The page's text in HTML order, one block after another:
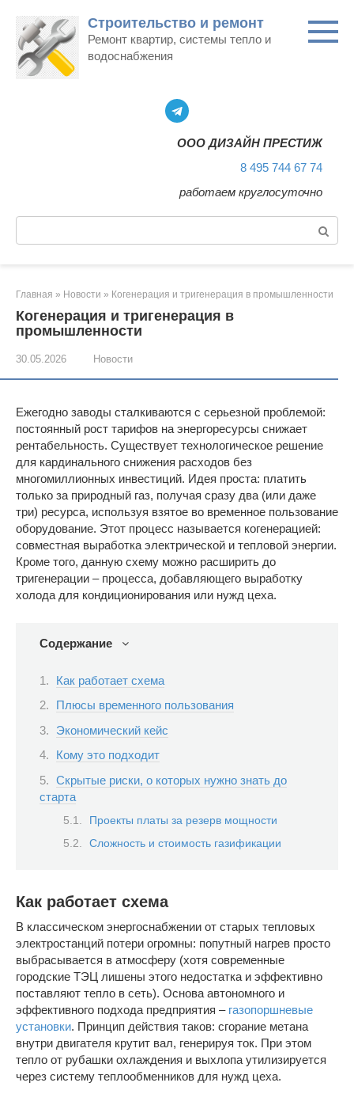
контенту
Строительство и ремонт
Ремонт квартир, системы тепло и
водоснабжения
ООО ДИЗАЙН ПРЕСТИЖ
8 495 744 67 74
работаем круглосуточно
Главная » Новости » Когенерация и тригенерация в промышленности
Когенерация и тригенерация в
промышленности
30.05.2026 Новости
Ежегодно заводы сталкиваются с серьезной проблемой:
постоянный рост тарифов на энергоресурсы снижает
рентабельность. Существует технологическое решение
для кардинального снижения расходов без
многомиллионных инвестиций. Идея проста: платить
только за природный газ, получая сразу два (или даже
три) ресурса, используя взятое во временное пользование
оборудование. Этот процесс называется когенерацией:
совместная выработка электрической и тепловой энергии.
Кроме того, данную схему можно расширить до
тригенерации – процесса, добавляющего выработку
холода для кондиционирования или нужд цеха.
Содержание
Как работает схема
Плюсы временного пользования
Экономический кейс
Кому это подходит
Скрытые риски, о которых нужно знать до
старта
Проекты платы за резерв мощности
Сложность и стоимость газификации
Как работает схема
В классическом энергоснабжении от старых тепловых
электростанций потери огромны: попутный нагрев просто
выбрасывается в атмосферу (хотя современные
городские ТЭЦ лишены этого недостатка и эффективно
поставляют тепло в сеть). Основа автономного и
эффективного подхода предприятия – газопоршневые
установки. Принцип действия таков: сгорание метана
внутри двигателя крутит вал, генерируя ток. При этом
тепло от рубашки охлаждения и выхлопа утилизируется
через систему теплообменников для нужд цеха.